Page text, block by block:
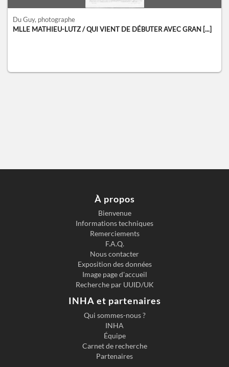
Du Guy, photographe
MLLE MATHIEU-LUTZ / QUI VIENT DE DÉBUTER AVEC GRAN [...]
À propos
Bienvenue
Informations techniques
Remerciements
F.A.Q.
Nous contacter
Exposition des données
Image page d'accueil
Recherche par UUID/UK
INHA et partenaires
Qui sommes-nous ?
INHA
Équipe
Carnet de recherche
Partenaires